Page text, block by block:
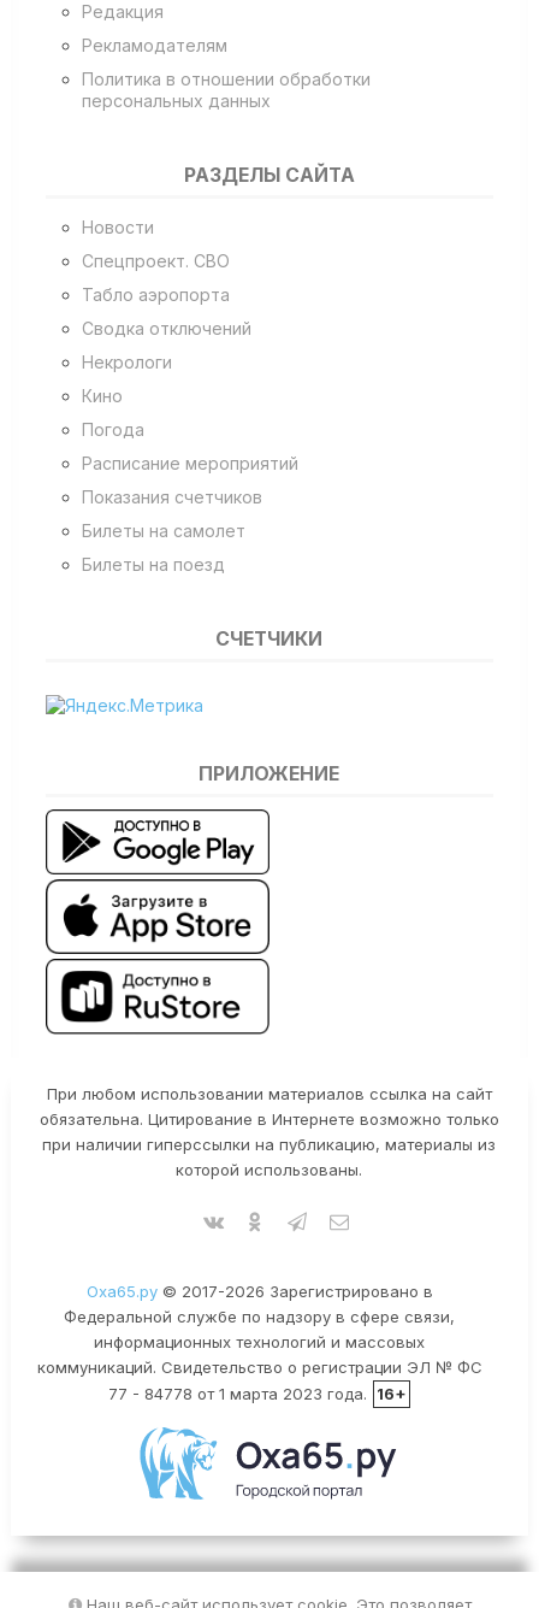
Редакция
Рекламодателям
Политика в отношении обработки
персональных данных
РАЗДЕЛЫ САЙТА
Новости
Спецпроект. СВО
Табло аэропорта
Сводка отключений
Некрологи
Кино
Погода
Расписание мероприятий
Показания счетчиков
Билеты на самолет
Билеты на поезд
СЧЕТЧИКИ
ПРИЛОЖЕНИЕ
При любом использовании материалов ссылка на сайт
обязательна. Цитирование в Интернете возможно только
при наличии гиперссылки на публикацию, материалы из
которой использованы.
Оха65.ру© 2017-2026 Зарегистрировано в
Федеральной службе по надзору в сфере связи,
информационных технологий и массовых
коммуникаций. Свидетельство о регистрации ЭЛ № ФС
77 - 84778 от 1 марта 2023 года.
16+